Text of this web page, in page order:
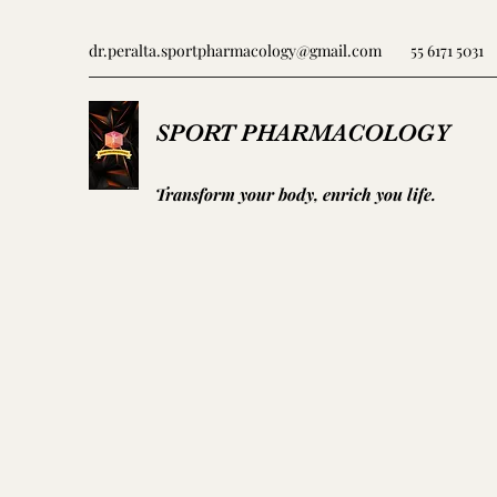
dr.peralta.sportpharmacology@gmail.com 55 6171 5031
SPORT PHARMACOLOGY
Transform your body, enrich you life.